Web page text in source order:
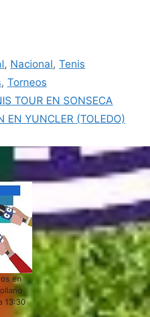
, Nacional,Tenis
, Torneos
TOUR EN SONSECA
EN YUNCLER (TOLEDO)
en
13:30